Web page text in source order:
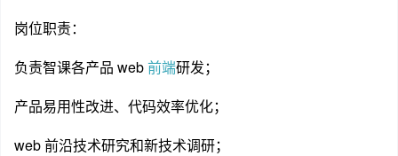
岗位职责：
负责智课各产品 web前端研发；
产品易用性改进、代码效率优化；
web 前沿技术研究和新技术调研；